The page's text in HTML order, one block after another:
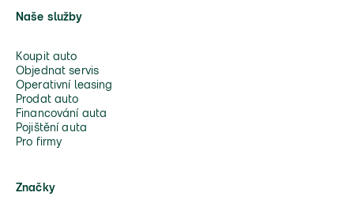
Naše služby
Koupit auto
Objednat servis
Operativní leasing
Prodat auto
Financování auta
Pojištění auta
Pro firmy
Značky